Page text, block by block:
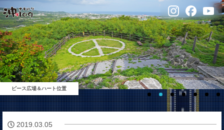
ピース広場＆ハート位置
2019.03.05